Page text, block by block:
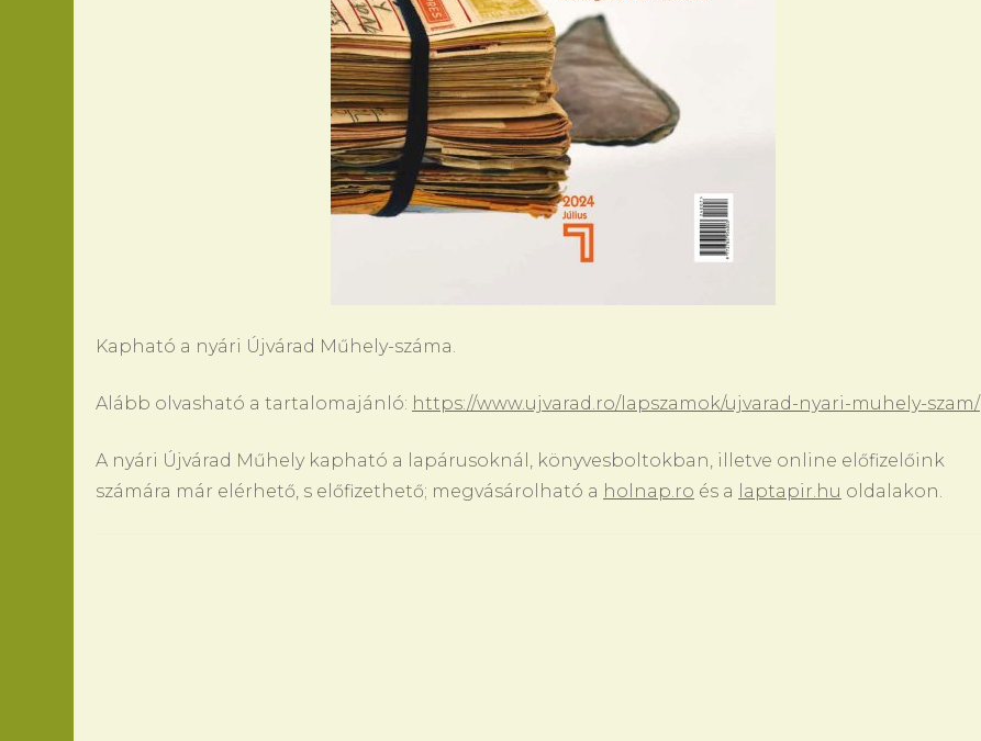
Kapható a nyári Újvárad Műhely-száma.
Alább olvasható a tartalomajánló: https://www.ujvarad.ro/lapszamok/ujvarad-nyari-muhely-szam/
A nyári Újvárad Műhely kapható a lapárusoknál, könyvesboltokban, illetve online előfizelőink
számára már elérhető, s előfizethető; megvásárolható a holnap.ro és a laptapir.hu oldalakon.